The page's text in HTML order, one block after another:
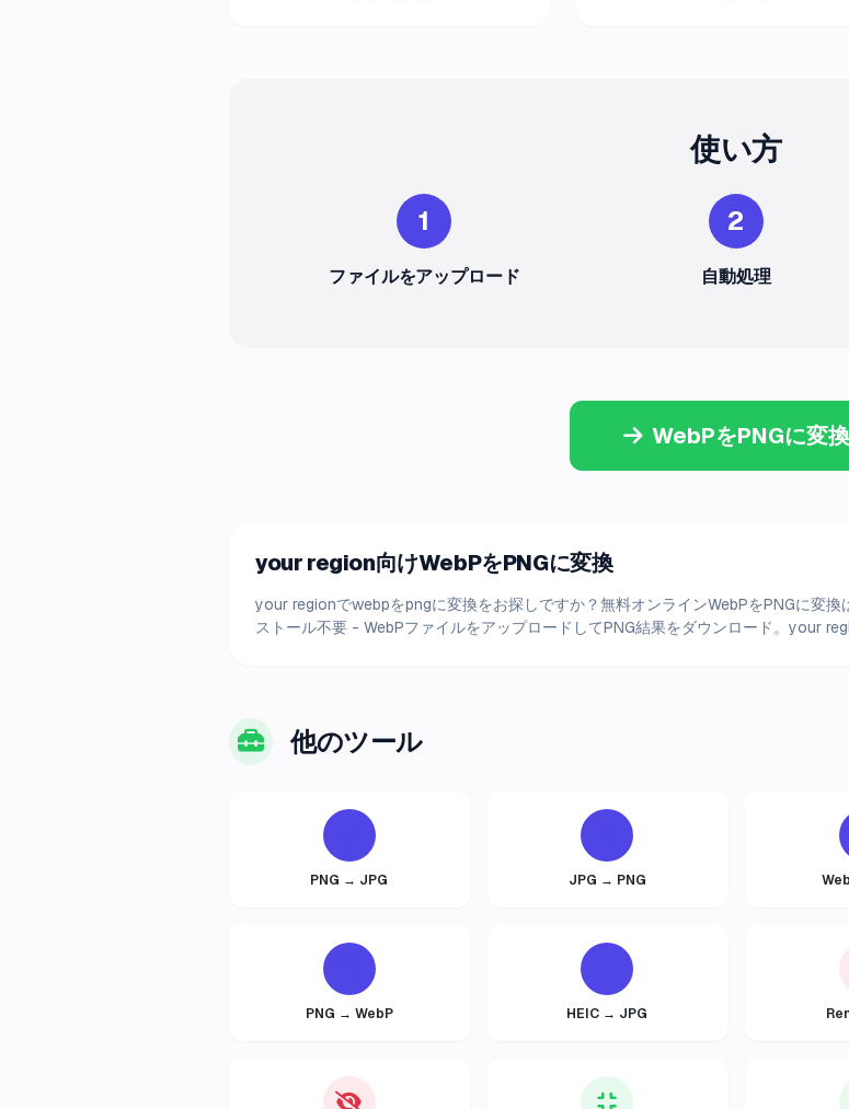
使い方
1
ファイルをアップロード
2
自動処理
WebPをPNGに変換
your region向けWebPをPNGに変換
your regionでwebpをpngに変換をお探しですか？無料オンラインWebPをPNGに変
ストール不要 - WebPファイルをアップロードしてPNG結果をダウンロード。your
他のツール
PNG → JPG JPG → PNG
PNG → WebP HEIC → JPG